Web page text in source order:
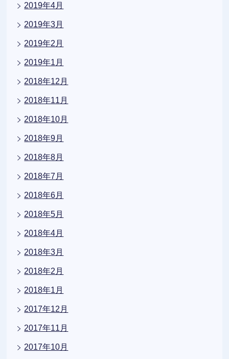
2019年4月
2019年3月
2019年2月
2019年1月
2018年12月
2018年11月
2018年10月
2018年9月
2018年8月
2018年7月
2018年6月
2018年5月
2018年4月
2018年3月
2018年2月
2018年1月
2017年12月
2017年11月
2017年10月